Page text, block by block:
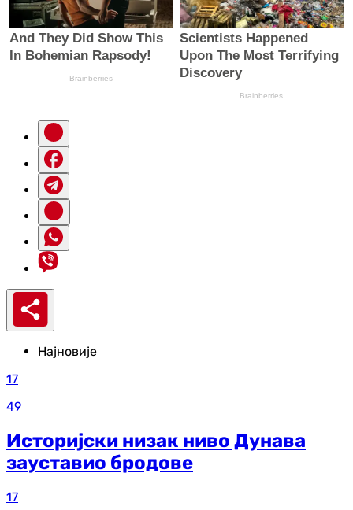
Најновије
17
49
Историјски низак ниво Дунава
зауставио бродове
17